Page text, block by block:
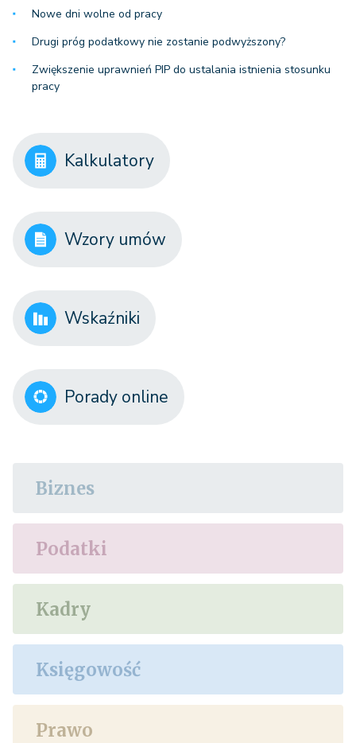
Nowe dni wolne od pracy
Drugi próg podatkowy nie zostanie podwyższony?
Zwiększenie uprawnień PIP do ustalania istnienia stosunku
pracy
Kalkulatory
Wzory umów
Wskaźniki
Porady online
Biznes
Podatki
Kadry
Księgowość
Prawo